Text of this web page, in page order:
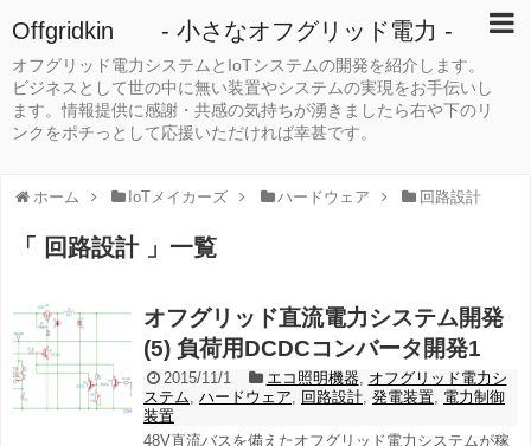
Offgridkin - 小さなオフグリッド電力 -
オフグリッド電力システムとIoTシステムの開発を紹介します。
ビジネスとして世の中に無い装置やシステムの実現をお手伝いし
ます。情報提供に感謝・共感の気持ちが湧きましたら右や下のリ
ンクをポチっとして応援いただければ幸甚です。
ホーム IoTメイカーズ ハードウェア 回路設計
「 回路設計 」一覧
オフグリッド直流電力システム開発
(5) 負荷用DCDCコンバータ開発1
2015/11/1 エコ照明機器, オフグリッド電力シ
ステム, ハードウェア, 回路設計, 発電装置, 電力制御
装置
48V直流バスを備えたオフグリッド電力システムが稼